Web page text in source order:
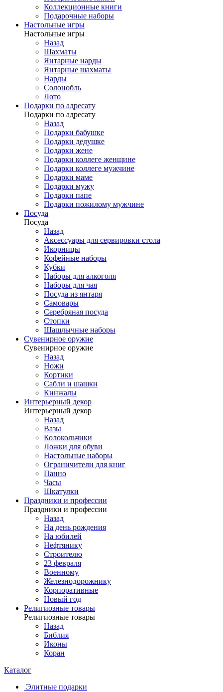
Коллекционные книги
Подарочные наборы
Настольные игры
Настольные игры
Назад
Шахматы
Янтарные нарды
Янтарные шахматы
Нарды
Солонобль
Лото
Подарки по адресату
Подарки по адресату
Назад
Подарки бабушке
Подарки дедушке
Подарки жене
Подарки коллеге женщине
Подарки коллеге мужчине
Подарки маме
Подарки мужу
Подарки папе
Подарки пожилому мужчине
Посуда
Посуда
Назад
Аксессуары для сервировки стола
Икорницы
Кофейные наборы
Кубки
Наборы для алкоголя
Наборы для чая
Посуда из янтаря
Самовары
Серебряная посуда
Стопки
Шашлычные наборы
Сувенирное оружие
Сувенирное оружие
Назад
Ножи
Кортики
Сабли и шашки
Кинжалы
Интерьерный декор
Интерьерный декор
Назад
Вазы
Колокольчики
Ложки для обуви
Настольные наборы
Ограничители для книг
Панно
Часы
Шкатулки
Праздники и профессии
Праздники и профессии
Назад
На день рождения
На юбилей
Нефтянику
Строителю
23 февраля
Военному
Железнодорожнику
Корпоративные
Новый год
Религиозные товары
Религиозные товары
Назад
Библия
Иконы
Коран
Каталог
Элитные подарки